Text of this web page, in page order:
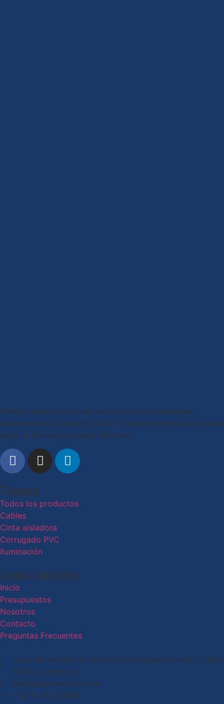
Desde nuestro sitio web, compartimos novedades,
lanzamientos, consejos y todo lo que necesitás saber para
estar al día con el mundo eléctrico.
Tienda
Todos los productos
Cables
Cinta aisladora
Corrugado PVC
Iluminación
Links del sitio
Inicio
Presupuestos
Nosotros
Contacto
Preguntas Frecuentes
Local de ventas: Av. de Los Constituyentes 6061, CaBA
(1431), Argentina
ventas@pimesa.com.ar
+54 11 4571 9096